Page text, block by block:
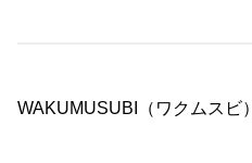
WAKUMUSUBI（ワクムスビ）